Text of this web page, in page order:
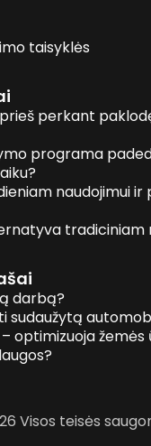
taisyklės
perkant
programa
naudojimui ir
tradiciniam
darbą?
sudaužytą
optimizuoja žemės
Visos teisės